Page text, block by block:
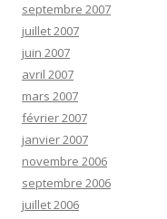
septembre 2007
juillet 2007
juin 2007
avril 2007
mars 2007
février 2007
janvier 2007
novembre 2006
septembre 2006
juillet 2006